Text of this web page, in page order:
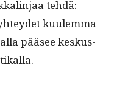
tehdä:
kuulem­ma
pääsee keskus­